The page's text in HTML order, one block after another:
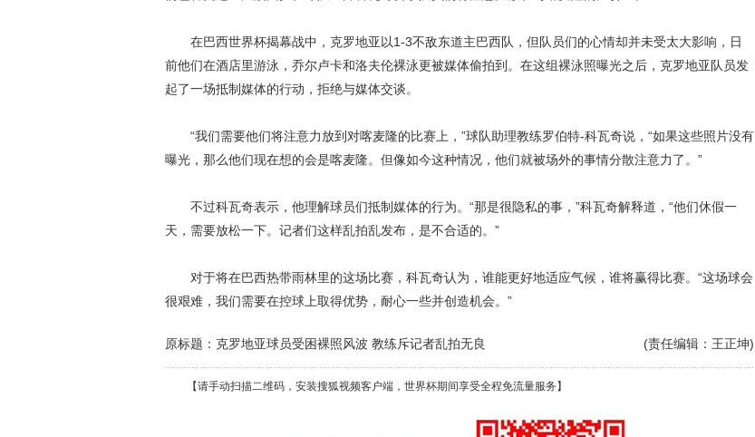
在巴西世界杯揭幕战中，克罗地亚以1-3不敌东道主巴西队，但队员们的心情却并未受太大影响，日
前他们在酒店里游泳，乔尔卢卡和洛夫伦裸泳更被媒体偷拍到。在这组裸泳照曝光之后，克罗地亚队员发
起了一场抵制媒体的行动，拒绝与媒体交谈。
“我们需要他们将注意力放到对喀麦隆的比赛上，”球队助理教练罗伯特-科瓦奇说，“如果这些照片没有
曝光，那么他们现在想的会是喀麦隆。但像如今这种情况，他们就被场外的事情分散注意力了。”
不过科瓦奇表示，他理解球员们抵制媒体的行为。“那是很隐私的事，”科瓦奇解释道，“他们休假一
天，需要放松一下。记者们这样乱拍乱发布，是不合适的。”
对于将在巴西热带雨林里的这场比赛，科瓦奇认为，谁能更好地适应气候，谁将赢得比赛。“这场球会
很艰难，我们需要在控球上取得优势，耐心一些并创造机会。”
(责任编辑：王正坤)
原标题：克罗地亚球员受困裸照风波 教练斥记者乱拍无良
【请手动扫描二维码，安装搜狐视频客户端，世界杯期间享受全程免流量服务】